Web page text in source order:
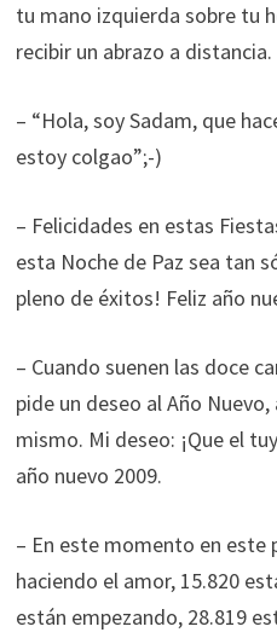
tu mano izquierda sobre tu
recibir un abrazo a distancia.
– “Hola, soy Sadam, que
estoy colgao”;-)
– Felicidades en estas
esta Noche de Paz sea tan
pleno de éxitos! Feliz año
– Cuando suenen las doce
pide un deseo al Año
mismo. Mi deseo: ¡Que el
año nuevo 2009.
– En este momento en este
haciendo el amor, 15.820
están empezando, 28.819